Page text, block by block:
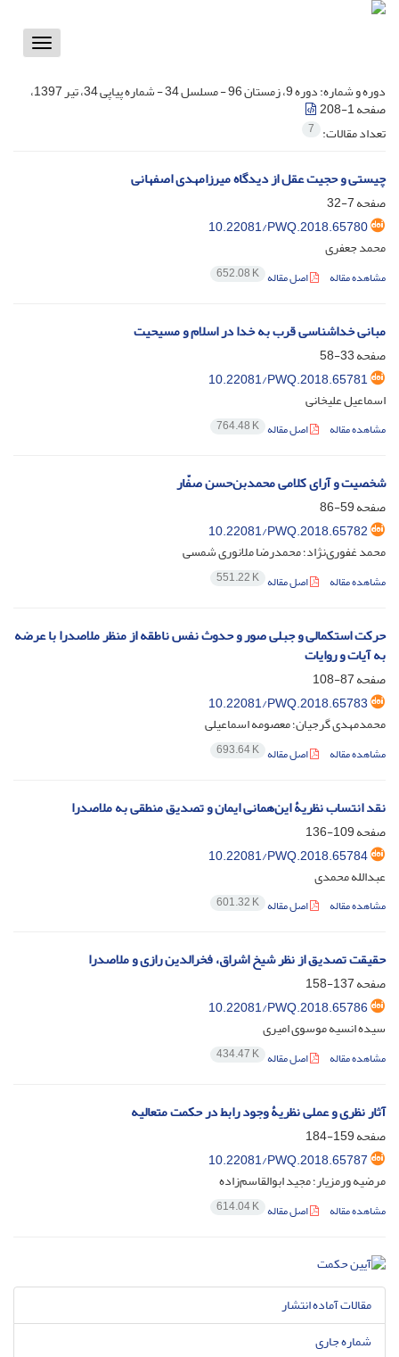
Toggle
دوره و شماره:
دوره 9، زمستان 96 - مسلسل 34 - شماره پیاپی 34، تیر 1397،
صفحه 1-208
تعداد مقالات: 7
چیستی و حجیت عقل از دیدگاه میرزامهدی اصفهانی
صفحه7-32
10.22081/PWQ.2018.65780
محمد جعفری
مشاهده مقاله اصل مقاله 652.08 K
مبانی خداشناسی قرب به خدا در اسلام و مسیحیت
صفحه33-58
10.22081/PWQ.2018.65781
اسماعیل علیخانی
مشاهده مقاله اصل مقاله 764.48 K
شخصیت و آرای کلامی محمدبن‌حسن صفّار
صفحه59-86
10.22081/PWQ.2018.65782
محمد غفوری‌نژاد؛ محمدرضا ملانوری شمسی
مشاهده مقاله اصل مقاله 551.22 K
حرکت استکمالی و جبلی صور و حدوث نفس ناطقه از منظر ملاصدرا با عرضه
به آیات و روایات
صفحه87-108
10.22081/PWQ.2018.65783
محمدمهدی گرجیان؛ معصومه اسماعیلی
مشاهده مقاله اصل مقاله 693.64 K
نقد انتساب نظریۀ این‌همانی ایمان و تصدیق منطقی به ملاصدرا
صفحه109-136
10.22081/PWQ.2018.65784
عبدالله محمدی
مشاهده مقاله اصل مقاله 601.32 K
حقیقت تصدیق از نظر شیخ اشراق، فخرالدین رازی و ملاصدرا
صفحه137-158
10.22081/PWQ.2018.65786
سیده‌ انسیه موسوی امیری
مشاهده مقاله اصل مقاله 434.47 K
آثار نظری و عملی نظریۀ وجود رابط در حکمت متعالیه
صفحه159-184
10.22081/PWQ.2018.65787
مرضیه ورمزیار؛ مجید ابوالقاسم‌زاده
مشاهده مقاله اصل مقاله 614.04 K
مقالات آماده انتشار
شماره جاری